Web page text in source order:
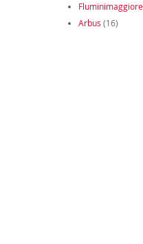
Fluminimaggiore
Arbus (16)